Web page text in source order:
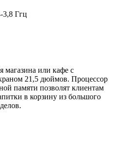
3,8 Ггц
магазина или кафе с
21,5 дюймов. Процессор
памяти позволят клиентам
в корзину из большого